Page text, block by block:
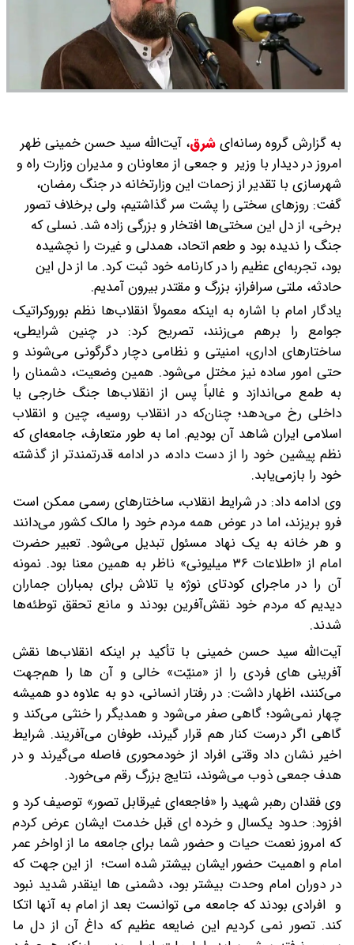
به گزارش گروه رسانه‌ایشرق، آیت‌الله سید حسن خمینی ظهر
امروز در دیدار با وزیر و جمعی از معاونان و مدیران وزارت راه و
شهرسازی با تقدیر از زحمات این وزارتخانه در جنگ رمضان،
گفت: روزهای سختی را پشت سر گذاشتیم، ولی برخلاف تصور
برخی، از دل این سختی‌ها افتخار و بزرگی زاده شد. نسلی که
جنگ را ندیده بود و طعم اتحاد، همدلی و غیرت را نچشیده
بود، تجربه‌ای عظیم را در کارنامه خود ثبت کرد. ما از دل این
حادثه، ملتی سرافراز، بزرگ و مقتدر بیرون آمدیم.
یادگار امام با اشاره به اینکه معمولاً انقلاب‌ها نظم بوروکراتیک
جوامع را برهم می‌زنند، تصریح کرد: در چنین شرایطی،
ساختارهای اداری، امنیتی و نظامی دچار دگرگونی می‌شوند و
حتی امور ساده نیز مختل می‌شود. همین وضعیت، دشمنان را
به طمع می‌اندازد و غالباً پس از انقلاب‌ها جنگ خارجی یا
داخلی رخ می‌دهد؛ چنان‌که در انقلاب روسیه، چین و انقلاب
اسلامی ایران شاهد آن بودیم. اما به طور متعارف، جامعه‌ای که
نظم پیشین خود را از دست داده، در ادامه قدرتمندتر از گذشته
خود را بازمی‌یابد.
وی ادامه داد: در شرایط انقلاب، ساختارهای رسمی ممکن است
فرو بریزند، اما در عوض همه مردم خود را مالک کشور می‌دانند
و هر خانه به یک نهاد مسئول تبدیل می‌شود. تعبیر حضرت
امام از «اطلاعات ۳۶ میلیونی» ناظر به همین معنا بود. نمونه
آن را در ماجرای کودتای نوژه یا تلاش برای بمباران جماران
دیدیم که مردم خود نقش‌آفرین بودند و مانع تحقق توطئه‌ها
شدند.
آیت‌الله سید حسن خمینی با تأکید بر اینکه انقلاب‌ها نقش
آفرینی های فردی را از «منیّت» خالی و آن ها را هم‌جهت
می‌کنند، اظهار داشت: در رفتار انسانی، دو به علاوه دو همیشه
چهار نمی‌شود؛ گاهی صفر می‌شود و همدیگر را خنثی می‌کند و
گاهی اگر درست کنار هم قرار گیرند، طوفان می‌آفریند. شرایط
اخیر نشان داد وقتی افراد از خودمحوری فاصله می‌گیرند و در
هدف جمعی ذوب می‌شوند، نتایج بزرگ رقم می‌خورد.
وی فقدان رهبر شهید را «فاجعه‌ای غیرقابل تصور» توصیف کرد و
افزود: حدود یکسال و خرده ای قبل خدمت ایشان عرض کردم
که امروز نعمت حیات و حضور شما برای جامعه ما از اواخر عمر
امام و اهمیت حضور ایشان بیشتر شده است؛ از این جهت که
در دوران امام وحدت بیشتر بود، دشمنی ها اینقدر شدید نبود
و افرادی بودند که جامعه می توانست بعد از امام به آنها اتکا
کند. تصور نمی کردیم این ضایعه عظیم که داغ آن از دل ما